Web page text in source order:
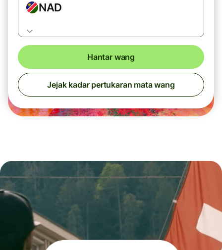
NAD
Hantar wang
Jejak kadar pertukaran mata wang